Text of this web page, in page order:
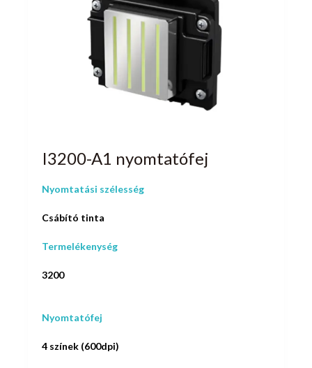
I3200-A1 nyomtatófej
Nyomtatási szélesség
Csábító tinta
Termelékenység
3200
Nyomtatófej
4 színek (600dpi)